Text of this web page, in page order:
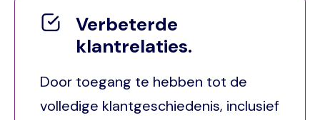
Verbeterde
klantrelaties.
Door toegang te hebben tot de
volledige klantgeschiedenis, inclusief